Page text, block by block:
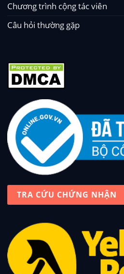
Chương trình cộng tác viên
Câu hỏi thường gặp
TRA CỨU CHỨNG NHẬN